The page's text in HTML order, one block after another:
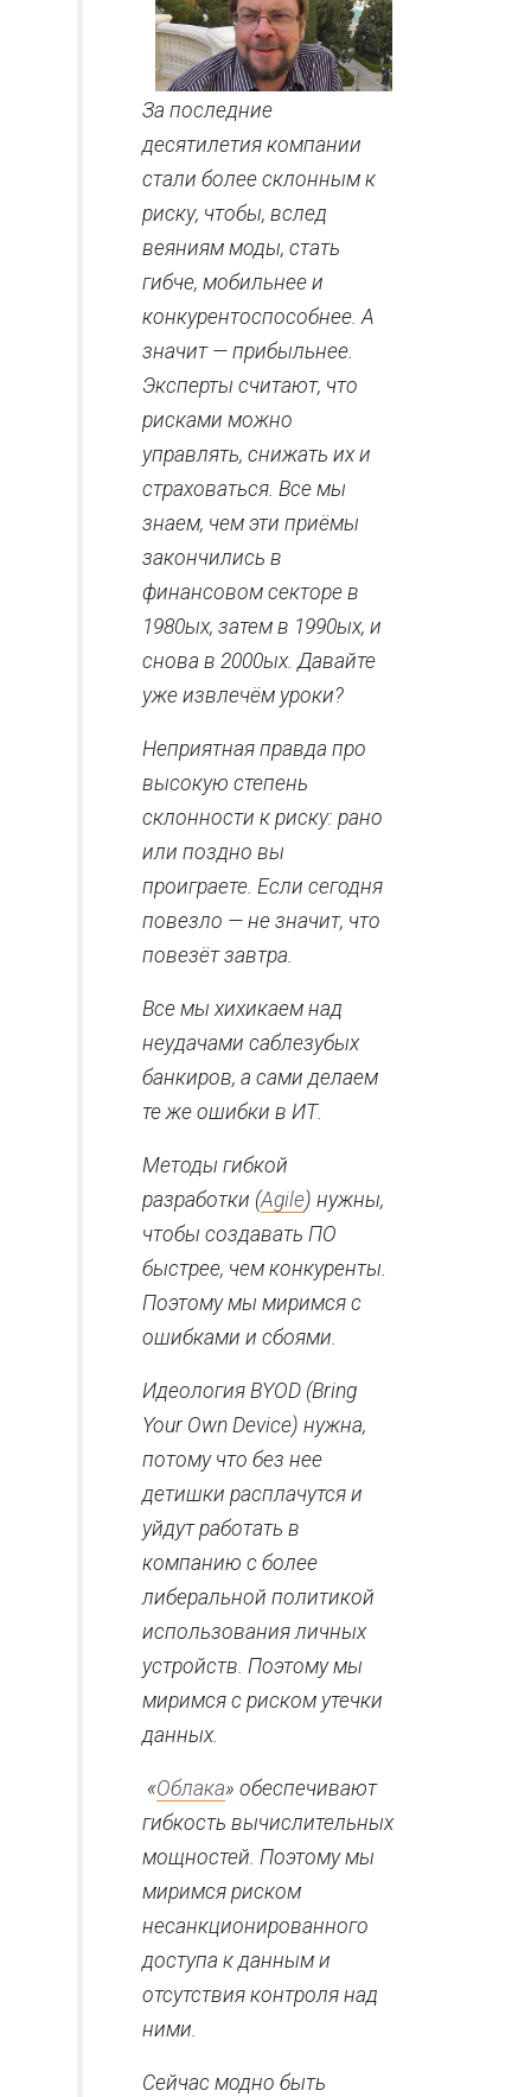
За последние
десятилетия компании
стали более склонным к
риску, чтобы, вслед
веяниям моды, стать
гибче, мобильнее и
конкурентоспособнее. А
значит — прибыльнее.
Эксперты считают, что
рисками можно
управлять, снижать их и
страховаться. Все мы
знаем, чем эти приёмы
закончились в
финансовом секторе в
1980ых, затем в 1990ых, и
снова в 2000ых. Давайте
уже извлечём уроки?
Неприятная правда про
высокую степень
склонности к риску: рано
или поздно вы
проиграете. Если сегодня
повезло — не значит, что
повезёт завтра.
Все мы хихикаем над
неудачами саблезубых
банкиров, а сами делаем
те же ошибки в ИТ.
Методы гибкой
разработки (Agile) нужны,
чтобы создавать ПО
быстрее, чем конкуренты.
Поэтому мы миримся с
ошибками и сбоями.
Идеология BYOD (Bring
Your Own Device) нужна,
потому что без нее
детишки расплачутся и
уйдут работать в
компанию с более
либеральной политикой
использования личных
устройств. Поэтому мы
миримся с риском утечки
данных.
«Облака» обеспечивают
гибкость вычислительных
мощностей. Поэтому мы
миримся риском
несанкционированного
доступа к данным и
отсутствия контроля над
ними.
Сейчас модно быть